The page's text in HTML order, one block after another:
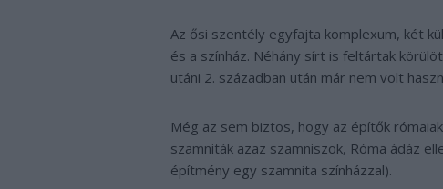
Az ősi szentély egyfajta komplexum, két
és a színház. Néhány sírt is feltártak
utáni 2. században után már nem volt
Még az sem biztos, hogy az építők
szamniták azaz szamniszok, Róma ádáz
építmény egy szamnita színházzal).